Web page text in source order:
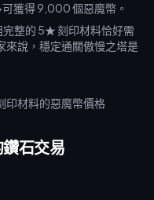
獲得 9,000 個惡魔幣。
整的 5★ 刻印材料恰好需
來說，穩定通關傲慢之塔是
石交易